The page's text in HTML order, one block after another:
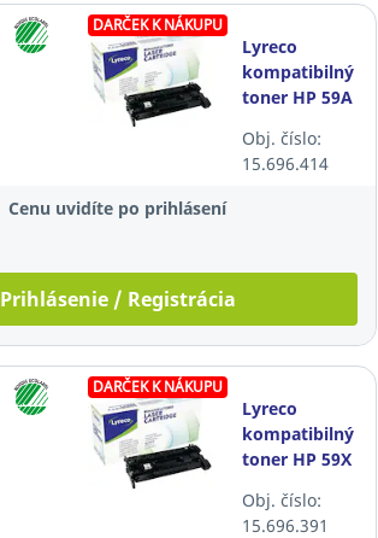
DARČEK K NÁKUPU
Lyreco
kompatibilný
toner HP 59A
čierny
Obj. číslo:
15.696.414
Cenu uvidíte po prihlásení
Prihlásenie / Registrácia
DARČEK K NÁKUPU
Lyreco
kompatibilný
toner HP 59X
čierny
Obj. číslo:
15.696.391